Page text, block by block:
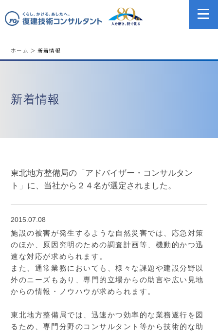
ホーム ＞ 新着情報
新着情報
東北地方整備局の「アドバイザー・コンサルタン
ト」に、当社から２４名が選定されました。
2015.07.08
施設の被害が発生するような自然災害では、応急対策
のほか、原因究明のための調査計画等、機動的かつ迅
速な対応が求められます。
また、通常業務においても、様々な課題や建設分野以
外のニーズもあり、専門的立場からの助言や広い見地
からの情報・ノウハウが求められます。
東北地方整備局では、迅速かつ効率的な業務遂行を図
るため、専門分野のコンサルタント等から技術的な助